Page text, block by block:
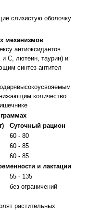
слизистую оболочку
механизмов
антиоксидантов
и С, лютеин, таурин) и
синтез антител
количество
Суточный рацион
60 - 80
60 - 85
60 - 85
и лактации
55 - 135
без ограничений
растительных